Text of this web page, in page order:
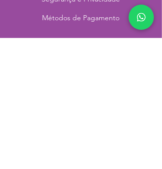
Métodos de Pagamento